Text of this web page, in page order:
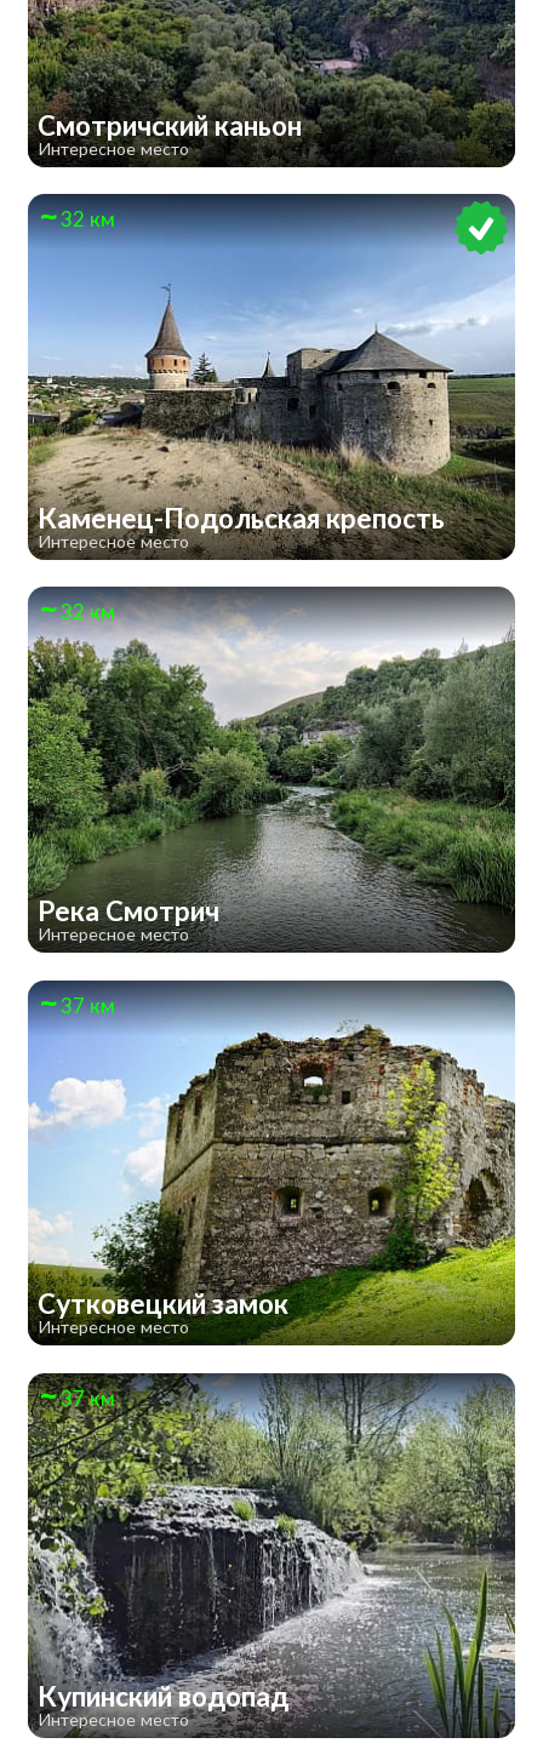
Смотричский каньон
Интересное место
32 км
Каменец-Подольская крепость
Интересное место
32 км
Река Смотрич
Интересное место
37 км
Сутковецкий замок
Интересное место
37 км
Купинский водопад
Интересное место